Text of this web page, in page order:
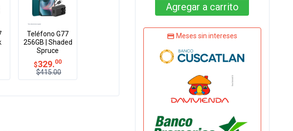
Agregar a carrito
Meses sin intereses
Teléfono G77
256GB | Shaded
Spruce
$329.00
$415.00